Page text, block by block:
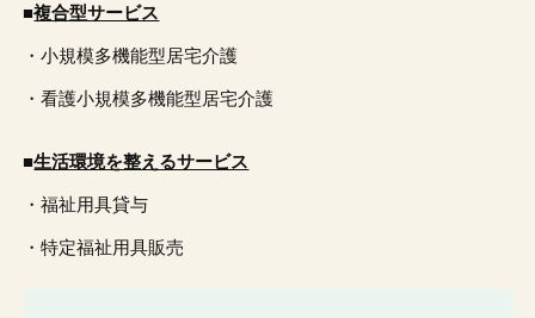
■複合型サービス
・小規模多機能型居宅介護
・看護小規模多機能型居宅介護
■生活環境を整えるサービス
・福祉用具貸与
・特定福祉用具販売